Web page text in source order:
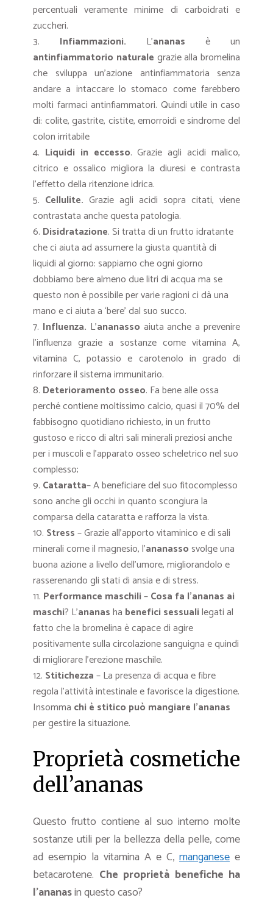
percentuali veramente minime di carboidrati e
zuccheri.
Infiammazioni. L’ananas è un
antinfiammatorio naturale grazie alla bromelina
che sviluppa un’azione antinfiammatoria senza
andare a intaccare lo stomaco come farebbero
molti farmaci antinfiammatori. Quindi utile in caso
di: colite, gastrite, cistite, emorroidi e sindrome del
colon irritabile
Liquidi in eccesso. Grazie agli acidi malico,
citrico e ossalico migliora la diuresi e contrasta
l’effetto della ritenzione idrica.
Cellulite. Grazie agli acidi sopra citati, viene
contrastata anche questa patologia.
Disidratazione. Si tratta di un frutto idratante
che ci aiuta ad assumere la giusta quantità di
liquidi al giorno: sappiamo che ogni giorno
dobbiamo bere almeno due litri di acqua ma se
questo non è possibile per varie ragioni ci dà una
mano e ci aiuta a ‘bere’ dal suo succo.
Influenza. L’ananasso aiuta anche a prevenire
l’influenza grazie a sostanze come vitamina A,
vitamina C, potassio e carotenolo in grado di
rinforzare il sistema immunitario.
Deterioramento osseo. Fa bene alle ossa
perché contiene moltissimo calcio, quasi il 70% del
fabbisogno quotidiano richiesto, in un frutto
gustoso e ricco di altri sali minerali preziosi anche
per i muscoli e l’apparato osseo scheletrico nel suo
complesso;
Cataratta– A beneficiare del suo fitocomplesso
sono anche gli occhi in quanto scongiura la
comparsa della cataratta e rafforza la vista.
Stress– Grazie all’apporto vitaminico e di sali
minerali come il magnesio, l’ananasso svolge una
buona azione a livello dell’umore, migliorandolo e
rasserenando gli stati di ansia e di stress.
Performance maschili–Cosa fa l’ananas ai
maschi? L’ananasha benefici sessualilegati al
fatto che la bromelina è capace di agire
positivamente sulla circolazione sanguigna e quindi
di migliorare l’erezione maschile.
Stitichezza– La presenza di acqua e fibre
regola l’attività intestinale e favorisce la digestione.
Insomma chi è stitico può mangiare l’ananas
per gestire la situazione.
Proprietà cosmetiche
dell’ananas
Questo frutto contiene al suo interno molte
sostanze utili per la bellezza della pelle, come
ad esempio la vitamina A e C, manganese e
betacarotene. Che proprietà benefiche ha
l’ananasin questo caso?